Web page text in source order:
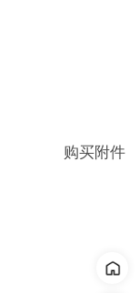
购买附件